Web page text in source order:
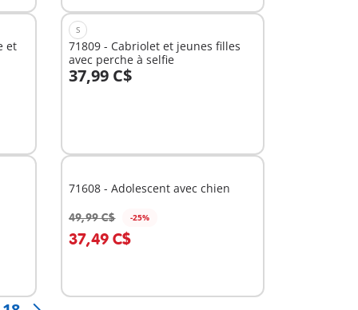
et
S
71809 - Cabriolet et jeunes filles
avec perche à selfie
37,99 C$
Au panier
71608 - Adolescent avec chien
49,99 C$ -25%
37,49 C$
Au panier